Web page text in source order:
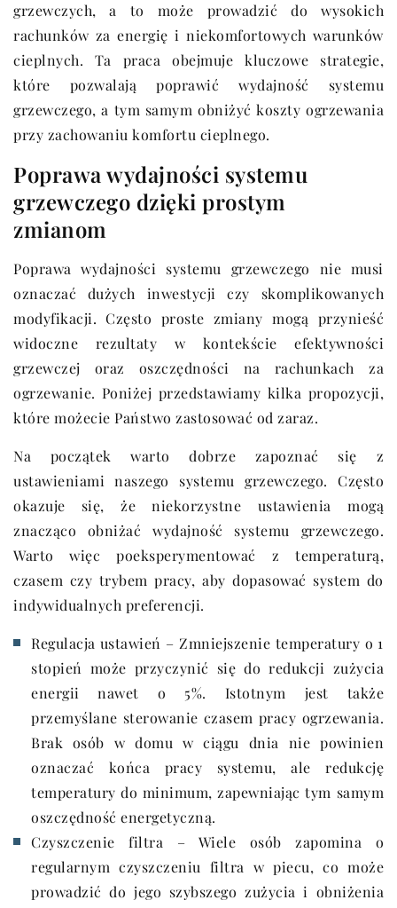
grzewczych, a to może prowadzić do wysokich
rachunków za energię i niekomfortowych warunków
cieplnych. Ta praca obejmuje kluczowe strategie,
które pozwalają poprawić wydajność systemu
grzewczego, a tym samym obniżyć koszty ogrzewania
przy zachowaniu komfortu cieplnego.
Poprawa wydajności systemu
grzewczego dzięki prostym
zmianom
Poprawa wydajności systemu grzewczego nie musi
oznaczać dużych inwestycji czy skomplikowanych
modyfikacji. Często proste zmiany mogą przynieść
widoczne rezultaty w kontekście efektywności
grzewczej oraz oszczędności na rachunkach za
ogrzewanie. Poniżej przedstawiamy kilka propozycji,
które możecie Państwo zastosować od zaraz.
Na początek warto dobrze zapoznać się z
ustawieniami naszego systemu grzewczego. Często
okazuje się, że niekorzystne ustawienia mogą
znacząco obniżać wydajność systemu grzewczego.
Warto więc poeksperymentować z temperaturą,
czasem czy trybem pracy, aby dopasować system do
indywidualnych preferencji.
Regulacja ustawień – Zmniejszenie temperatury o 1
stopień może przyczynić się do redukcji zużycia
energii nawet o 5%. Istotnym jest także
przemyślane sterowanie czasem pracy ogrzewania.
Brak osób w domu w ciągu dnia nie powinien
oznaczać końca pracy systemu, ale redukcję
temperatury do minimum, zapewniając tym samym
oszczędność energetyczną.
Czyszczenie filtra – Wiele osób zapomina o
regularnym czyszczeniu filtra w piecu, co może
prowadzić do jego szybszego zużycia i obniżenia